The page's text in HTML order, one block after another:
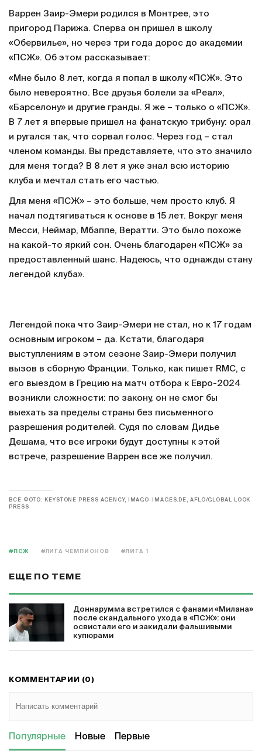
Варрен Заир-Эмери родился в Монтрее, это
пригород Парижа. Сперва он пришел в школу
«Обервилье», но через три года дорос до академии
«ПСЖ». Об этом рассказывает:
«Мне было 8 лет, когда я попал в школу «ПСЖ». Это
было невероятно. Все друзья болели за «Реал»,
«Барселону» и другие гранды. Я же – только о «ПСЖ».
В 7 лет я впервые пришел на фанатскую трибуну: орал
и ругался так, что сорвал голос. Через год – стал
членом команды. Вы представляете, что это значило
для меня тогда? В 8 лет я уже знал всю историю
клуба и мечтал стать его частью.
Для меня «ПСЖ» – это больше, чем просто клуб. Я
начал подтягиваться к основе в 15 лет. Вокруг меня
Месси, Неймар, Мбаппе, Вератти. Это было похоже
на какой-то яркий сон. Очень благодарен «ПСЖ» за
предоставленный шанс. Надеюсь, что однажды стану
легендой клуба».
Легендой пока что Заир-Эмери не стал, но к 17 годам
основным игроком – да. Кстати, благодаря
выступлениям в этом сезоне Заир-Эмери получил
вызов в сборную Франции. Только, как пишет RMC, с
его выездом в Грецию на матч отбора к Евро-2024
возникли сложности: по закону, он не смог бы
выехать за пределы страны без письменного
разрешения родителей. Судя по словам Дидье
Дешама, что все игроки будут доступны к этой
встрече, разрешение Варрен все же получил.
ВСЕ ФОТО: KEYSTONE PRESS AGENCY, IMAGO-IMAGES.DE, AFLO/GLOBAL LOOK
PRESS
#ПСЖ #ЛИГА ЧЕМПИОНОВ #ЛИГА 1
ЕЩЕ ПО ТЕМЕ
Доннарумма встретился с фанами «Милана»
после скандального ухода в «ПСЖ»: они
освистали его и закидали фальшивыми
купюрами
КОММЕНТАРИИ (0)
Популярные Новые Первые